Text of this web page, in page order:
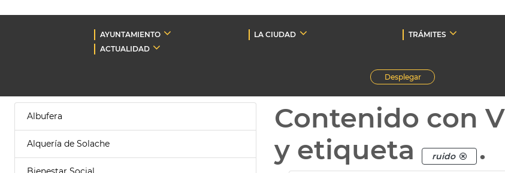
AYUNTAMIENTO LA CIUDAD TRÁMITES
ACTUALIDAD
Desplegar
Albufera
Alquería de Solache
Contenido con
y etiqueta ruido .